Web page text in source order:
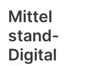
Mittel
stand-
Digital